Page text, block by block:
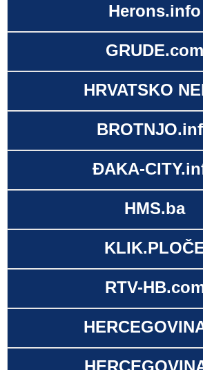
Herons.info
GRUDE.com
HRVATSKO
ĐAKA-
HMS.ba
RTV-